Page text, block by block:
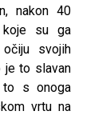
nakon 40
koje su ga
svojih
je to slavan
to s onoga
vrtu na